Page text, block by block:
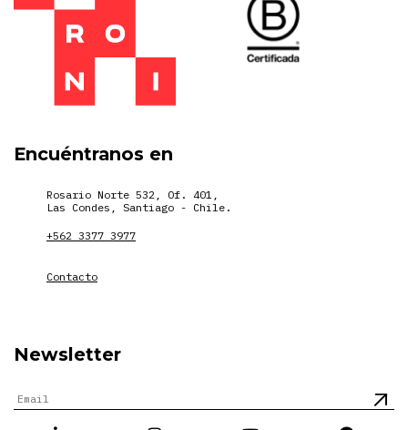
Encuéntranos en
Rosario Norte 532, Of. 401,
Las Condes, Santiago - Chile.
+562 3377 3977
Contacto
Newsletter